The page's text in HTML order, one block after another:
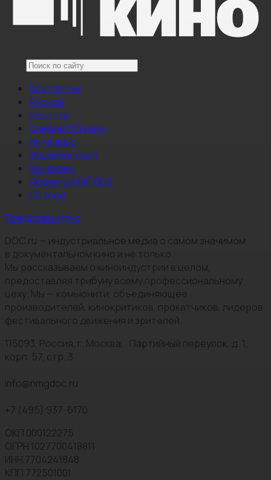
Все статьи
Анонсы
Новости
Снимается кино
Интервью
Энциклопедия
Рецензии
Проекты НМГ ДОК
Обзоры
Предложи идею
DOC.ru — индустриальное медиа о самом значимом
в документальном кино и не только.
Мы рассказываем о киноиндустрии в целом,
предоставляя трибуну всему профессиональному
цеху. Мы — комьюнити, объединяющее
производителей, кинокритиков, прокатчиков, лидеров
фестивального движения и зрителей.
115093, Россия, г. Москва, Партийный переулок, д. 1,
корп. 57, стр. 3
info@nmgdoc.ru
+7 (495) 937-6170
ОКП 000122275
ОГРН 1027700418811
ИНН 7704241848
КПП 772501001